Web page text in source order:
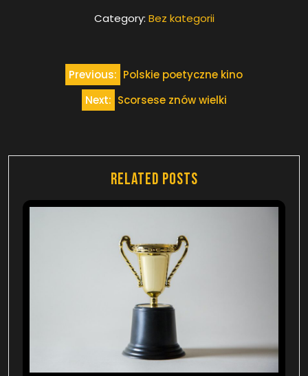
Category: Bez kategorii
NawigacjaPrevious: Polskie poetyczne kino
Next: Scorsese znów wielki
Related Posts